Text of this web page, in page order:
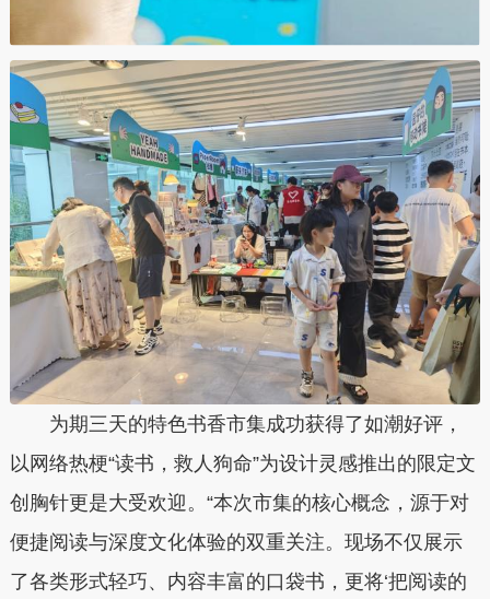
为期三天的特色书香市集成功获得了如潮好评，
以网络热梗“读书，救人狗命”为设计灵感推出的限定文
创胸针更是大受欢迎。“本次市集的核心概念，源于对
便捷阅读与深度文化体验的双重关注。现场不仅展示
了各类形式轻巧、内容丰富的口袋书，更将‘把阅读的